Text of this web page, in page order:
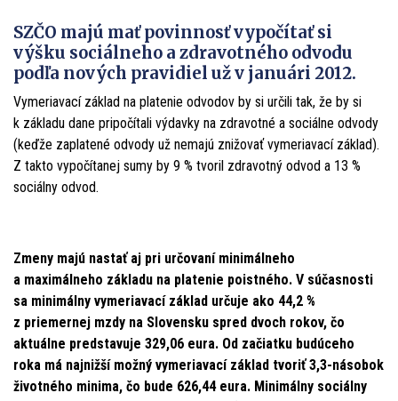
SZČO majú mať povinnosť vypočítať si
výšku sociálneho a zdravotného odvodu
podľa nových pravidiel už v januári 2012.
Vymeriavací základ na platenie odvodov by si určili tak, že by si
k základu dane pripočítali výdavky na zdravotné a sociálne odvody
(keďže zaplatené odvody už nemajú znižovať vymeriavací základ).
Z takto vypočítanej sumy by 9 % tvoril zdravotný odvod a 13 %
sociálny odvod.
Zmeny majú nastať aj pri určovaní minimálneho
a maximálneho základu na platenie poistného. V súčasnosti
sa minimálny vymeriavací základ určuje ako 44,2 %
z priemernej mzdy na Slovensku spred dvoch rokov, čo
aktuálne predstavuje 329,06 eura. Od začiatku budúceho
roka má najnižší možný vymeriavací základ tvoriť 3,3-násobok
životného minima, čo bude 626,44 eura. Minimálny sociálny